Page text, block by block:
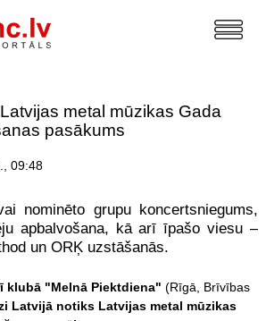
metal mūzikas Gada
pasākums
09:48
nominēto grupu koncertsniegums,
apbalvošana, kā arī īpašo viesu –
un ORĶ uzstāšanās.
klubā "Melnā Piektdiena" (Rīgā, Brīvības
Latvijā notiks Latvijas metal mūzikas